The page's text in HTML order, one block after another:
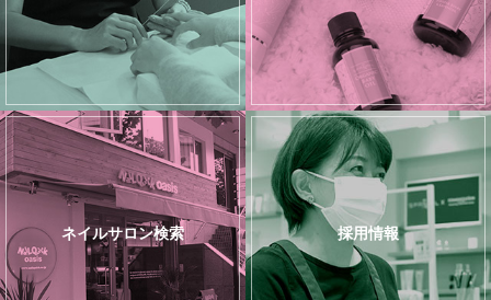
ネイルサロン検索 採用情報